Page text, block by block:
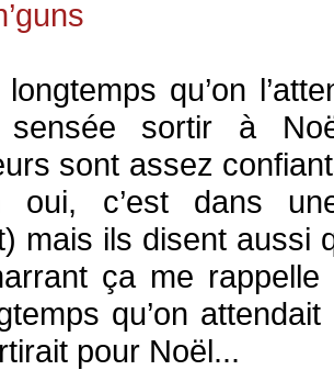
qu’on
sortir à
sont assez
oui, c’est dans
mais ils disent aussi
ça me
qu’on
pour Noël...